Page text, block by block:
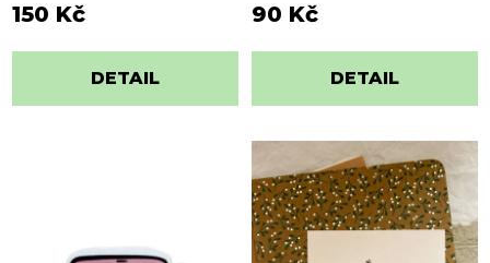
150 Kč
DETAIL
90 Kč
DETAIL